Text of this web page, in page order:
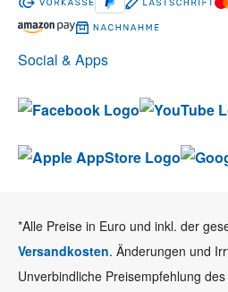
Social & Apps
*Alle Preise in Euro und inkl. der
Versandkosten. Änderungen und
Unverbindliche Preisempfehlung